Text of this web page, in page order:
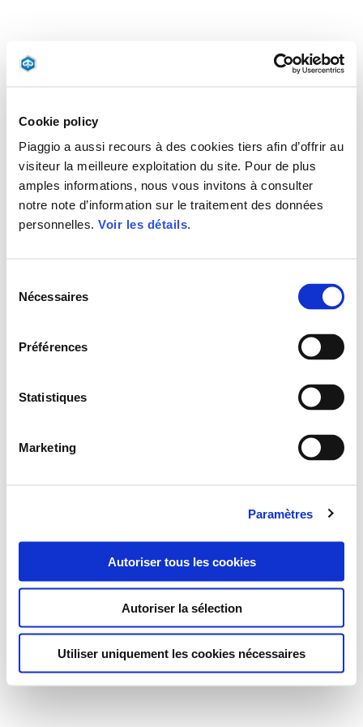
Cookie policy
Piaggio a aussi recours à des cookies tiers afin d’offrir au
visiteur la meilleure exploitation du site. Pour de plus
amples informations, nous vous invitons à consulter
notre note d’information sur le traitement des données
personnelles. Voir les détails.
Nécessaires
Préférences
Statistiques
Marketing
Paramètres
Autoriser tous les cookies
Autoriser la sélection
Utiliser uniquement les cookies nécessaires